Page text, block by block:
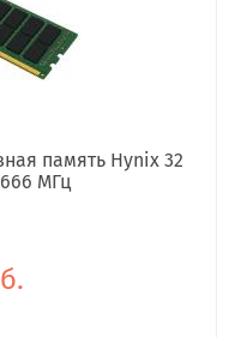
память Hynix 32
МГц